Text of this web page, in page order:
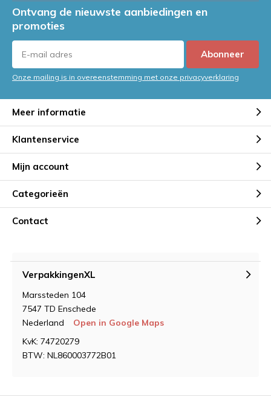
Ontvang de nieuwste aanbiedingen en
promoties
Abonneer
Onze mailing is in overeenstemming met onze privacyverklaring
Meer informatie
Klantenservice
Mijn account
Categorieën
Contact
VerpakkingenXL
Marssteden 104
7547 TD Enschede
Nederland
Open in Google Maps
KvK: 74720279
BTW: NL860003772B01